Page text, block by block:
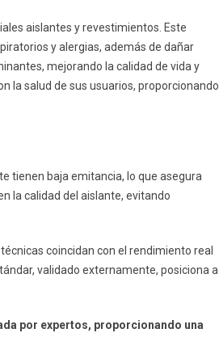
aislantes y revestimientos. Este
y alergias, además de dañar
mejorando la calidad de vida y
la salud de sus usuarios, proporcionando
tienen baja emitancia, lo que asegura
la calidad del aislante, evitando
coincidan con el rendimiento real
validado externamente, posiciona a
por expertos, proporcionando una